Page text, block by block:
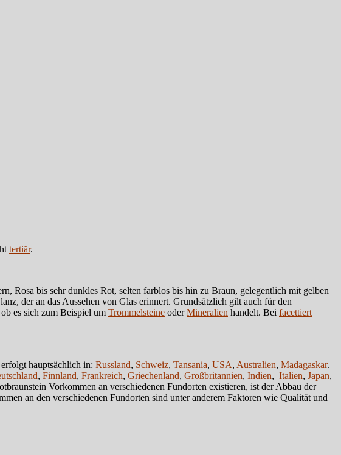
tertiär.
Rosa bis sehr dunkles Rot, selten farblos bis hin zu Braun, gelegentlich mit gelben
der an das Aussehen von Glas erinnert. Grundsätzlich gilt auch für den
es sich zum Beispiel um Trommelsteine oderMineralien handelt. Bei facettiert
hauptsächlich in: Russland, Schweiz, Tansania, USA, Australien, Madagaskar.
, Finnland, Frankreich, Griechenland, Großbritannien, Indien, Italien, Japan,
Vorkommen an verschiedenen Fundorten existieren, ist der Abbau der
an den verschiedenen Fundorten sind unter anderem Faktoren wie Qualität und